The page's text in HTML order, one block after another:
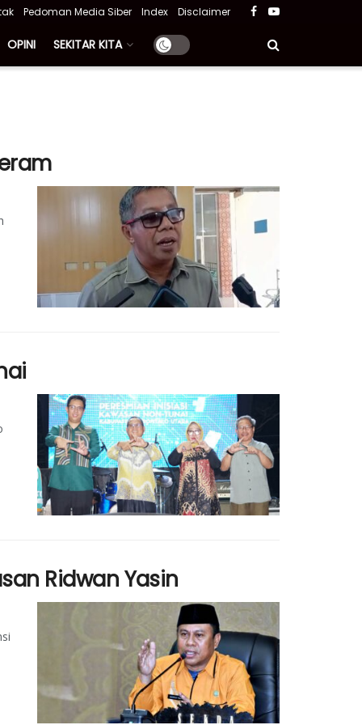
Pedoman Media Siber Index Disclaimer
OPINI SEKITAR KITA
Ridwan Yasin